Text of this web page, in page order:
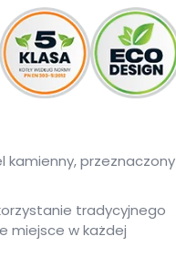
kamienny, przeznaczony
tradycyjnego
miejsce w każdej